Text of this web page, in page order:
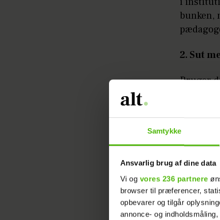
Samtykke
Ansvarlig brug af dine data
Vi og vores 236 partnere
browser til præferencer,
opbevarer og tilgår
annonce- og
bunken,
2. Sut
Bruger
3.
Jo mere
dagligt,
komme
ekstra